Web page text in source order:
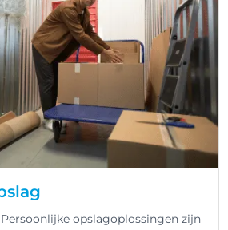
opslagoplossingen zijn